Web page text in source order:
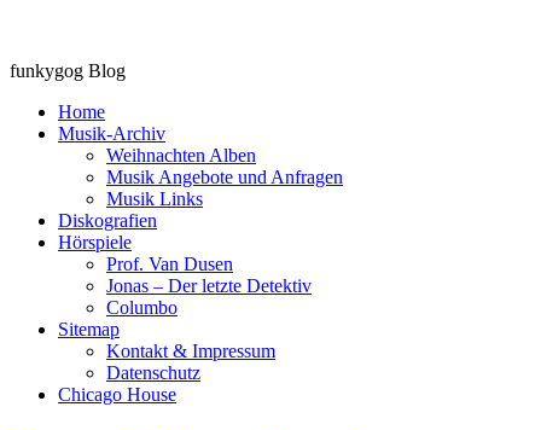
funkygog Blog
Home
Musik-Archiv
Weihnachten Alben
Musik Angebote und Anfragen
Musik Links
Diskografien
Hörspiele
Prof. Van Dusen
Jonas – Der letzte Detektiv
Columbo
Sitemap
Kontakt & Impressum
Datenschutz
Chicago House